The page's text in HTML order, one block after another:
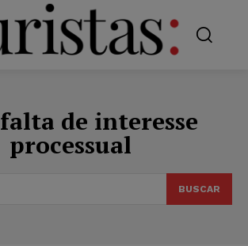
falta de interesse
processual
BUSCAR